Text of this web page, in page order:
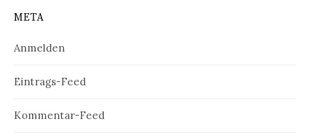
META
Anmelden
Eintrags-Feed
Kommentar-Feed